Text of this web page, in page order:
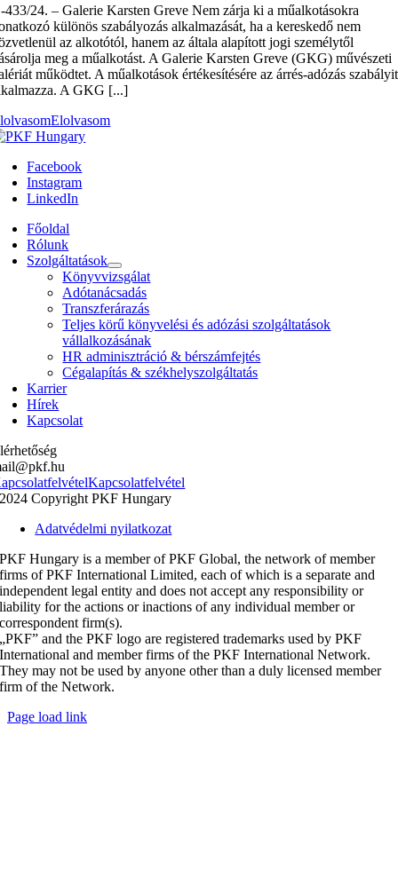
24. – Galerie Karsten Greve Nem zárja ki a műalkotásokra
különös szabályozás alkalmazását, ha a kereskedő nem
az alkotótól, hanem az általa alapított jogi személytől
meg a műalkotást. A Galerie Karsten Greve (GKG) művészeti
működtet. A műalkotások értékesítésére az árrés-adózás szabályit
A GKG [...]
Elolvasom
Facebook
Instagram
LinkedIn
Főoldal
Rólunk
Szolgáltatások
Könyvvizsgálat
Adótanácsadás
Transzferárazás
Teljes körű könyvelési és adózási szolgáltatások
vállalkozásának
HR adminisztráció & bérszámfejtés
Cégalapítás & székhelyszolgáltatás
Karrier
Hírek
Kapcsolat
Kapcsolatfelvétel
2024 Copyright PKF Hungary
Adatvédelmi nyilatkozat
PKF Hungary is a member of PKF Global, the network of member
firms of PKF International Limited, each of which is a separate and
independent legal entity and does not accept any responsibility or
liability for the actions or inactions of any individual member or
correspondent firm(s).
„PKF” and the PKF logo are registered trademarks used by PKF
International and member firms of the PKF International Network.
They may not be used by anyone other than a duly licensed member
firm of the Network.
Page load link